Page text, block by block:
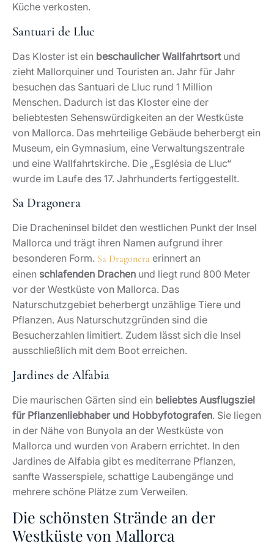
Küche verkosten.
Santuari de Lluc
Das Kloster ist ein beschaulicher Wallfahrtsortund
zieht Mallorquiner und Touristen an. Jahr für Jahr
besuchen das Santuari de Lluc rund 1 Million
Menschen. Dadurch ist das Kloster eine der
beliebtesten Sehenswürdigkeiten an der Westküste
von Mallorca. Das mehrteilige Gebäude beherbergt ein
Museum, ein Gymnasium, eine Verwaltungszentrale
und eine Wallfahrtskirche. Die „Església de Lluc“
wurde im Laufe des 17. Jahrhunderts fertiggestellt.
Sa Dragonera
Die Dracheninsel bildet den westlichen Punkt der Insel
Mallorca und trägt ihren Namen aufgrund ihrer
besonderen Form. Sa Dragonera erinnert an
einen schlafenden Drachen und liegt rund 800 Meter
vor der Westküste von Mallorca. Das
Naturschutzgebiet beherbergt unzählige Tiere und
Pflanzen. Aus Naturschutzgründen sind die
Besucherzahlen limitiert. Zudem lässt sich die Insel
ausschließlich mit dem Boot erreichen.
Jardines de Alfabia
Die maurischen Gärten sind ein beliebtes Ausflugsziel
für Pflanzenliebhaber und Hobbyfotografen. Sie liegen
in der Nähe von Bunyola an der Westküste von
Mallorca und wurden von Arabern errichtet. In den
Jardines de Alfabia gibt es mediterrane Pflanzen,
sanfte Wasserspiele, schattige Laubengänge und
mehrere schöne Plätze zum Verweilen.
Die schönsten Strände an der
Westküste von Mallorca